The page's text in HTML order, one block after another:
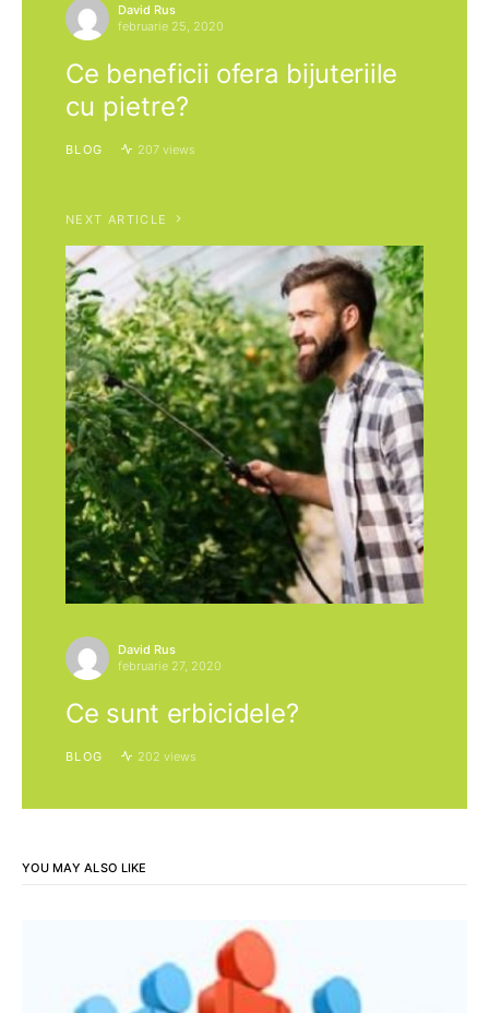
David Rus
februarie 25, 2020
Ce beneficii ofera bijuteriile
cu pietre?
BLOG 207 views
NEXT ARTICLE
David Rus
februarie 27, 2020
Ce sunt erbicidele?
BLOG 202 views
YOU MAY ALSO LIKE